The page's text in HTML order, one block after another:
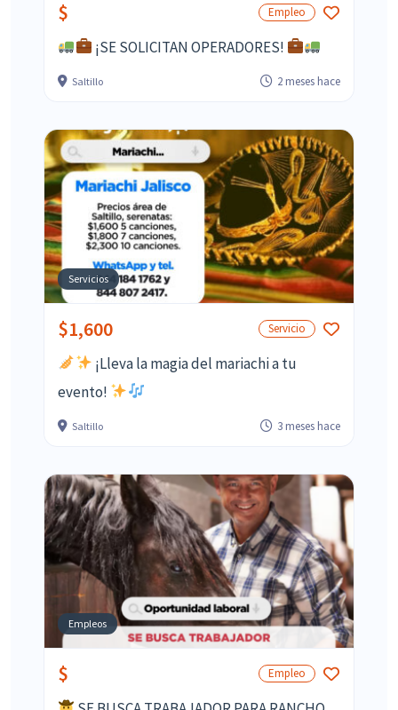
$ Empleo
¡SE SOLICITAN OPERADORES!
Saltillo 2 meses hace
Servicios
$1,600 Servicio
¡Lleva la magia del mariachi a tu
evento!
Saltillo 3 meses hace
Empleos
$ Empleo